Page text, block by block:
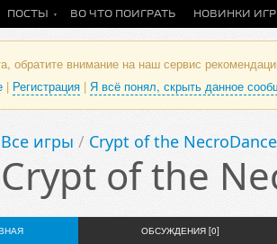
ПОСТЫ ВО ЧТО ПОИГРАТЬ НОВИНКИ ИГР
обратите внимание на наш сервис
| Регистрация | Я всё понял, скрыть данное
Все игры / Crypt of the
Crypt of the
ОБСУЖДЕНИЯ [0]